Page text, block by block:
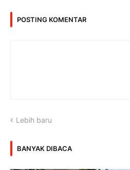
POSTING KOMENTAR
Lebih baru
BANYAK DIBACA